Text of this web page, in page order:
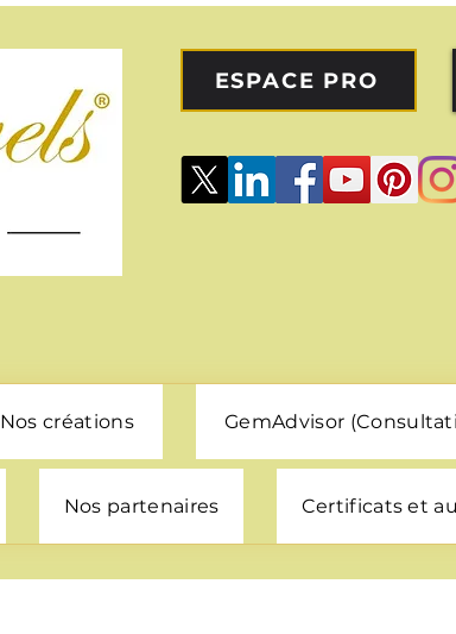
ESPACE PRO
Nos créations GemAdvisor
Nos partenaires Certificats et